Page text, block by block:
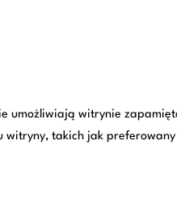
umożliwiają witrynie
witryny, takich jak